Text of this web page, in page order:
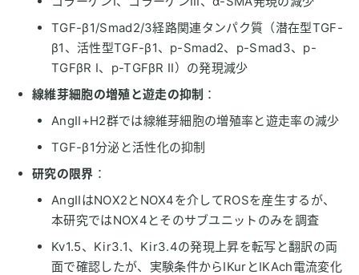
TGF-β1/Smad2/3経路関連タンパク質（潜在型TGF-
β1、活性型TGF-β1、p-Smad2、p-Smad3、p-
TGFβR I、p-TGFβR II）の発現減少
線維芽細胞の増殖と遊走の抑制 ：
AngII+H2群では線維芽細胞の増殖率と遊走率の減少
TGF-β1分泌と活性化の抑制
研究の限界 ：
AngIIはNOX2とNOX4を介してROSを産生するが、
本研究ではNOX4とそのサブユニットのみを調査
Kv1.5、Kir3.1、Kir3.4の発現上昇を転写と翻訳の両
面で確認したが、実験条件からIKurとIKAch電流変化